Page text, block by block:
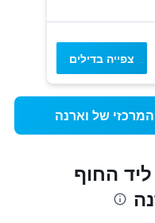
צפייה בדילים
החוף